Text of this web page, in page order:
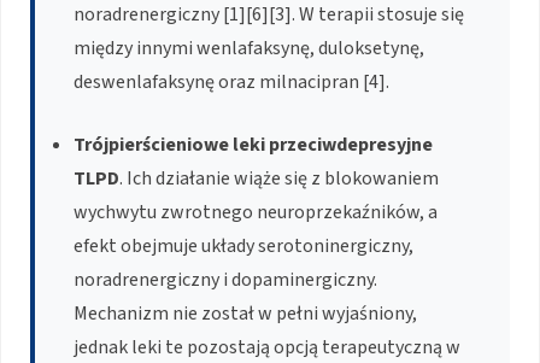
noradrenergiczny [1][6][3]. W terapii stosuje się
między innymi wenlafaksynę, duloksetynę,
deswenlafaksynę oraz milnacipran [4].
Trójpierścieniowe leki przeciwdepresyjne
TLPD. Ich działanie wiąże się z blokowaniem
wychwytu zwrotnego neuroprzekaźników, a
efekt obejmuje układy serotoninergiczny,
noradrenergiczny i dopaminergiczny.
Mechanizm nie został w pełni wyjaśniony,
jednak leki te pozostają opcją terapeutyczną w